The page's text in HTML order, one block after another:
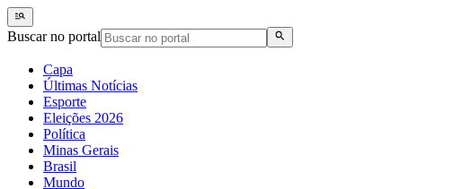
Buscar no portal
Capa
Últimas Notícias
Esporte
Eleições 2026
Política
Minas Gerais
Brasil
Mundo